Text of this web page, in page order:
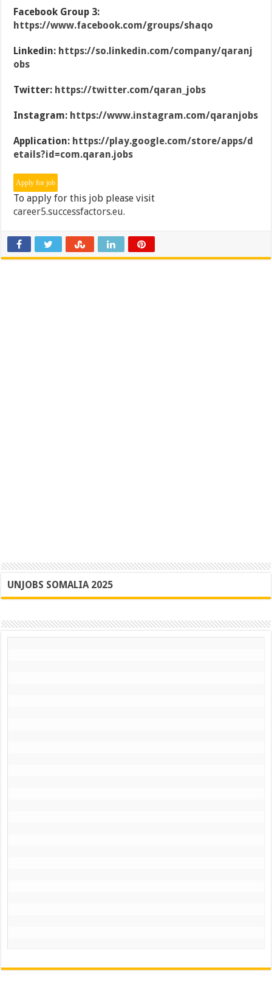
Facebook Group 3:
https://www.facebook.com/groups/shaqo
Linkedin: https://so.linkedin.com/company/qaranj
obs
Twitter: https://twitter.com/qaran_jobs
Instagram: https://www.instagram.com/qaranjobs
Application: https://play.google.com/store/apps/d
etails?id=com.qaran.jobs
To apply for this job please visit
career5.successfactors.eu.
UNJOBS SOMALIA 2025